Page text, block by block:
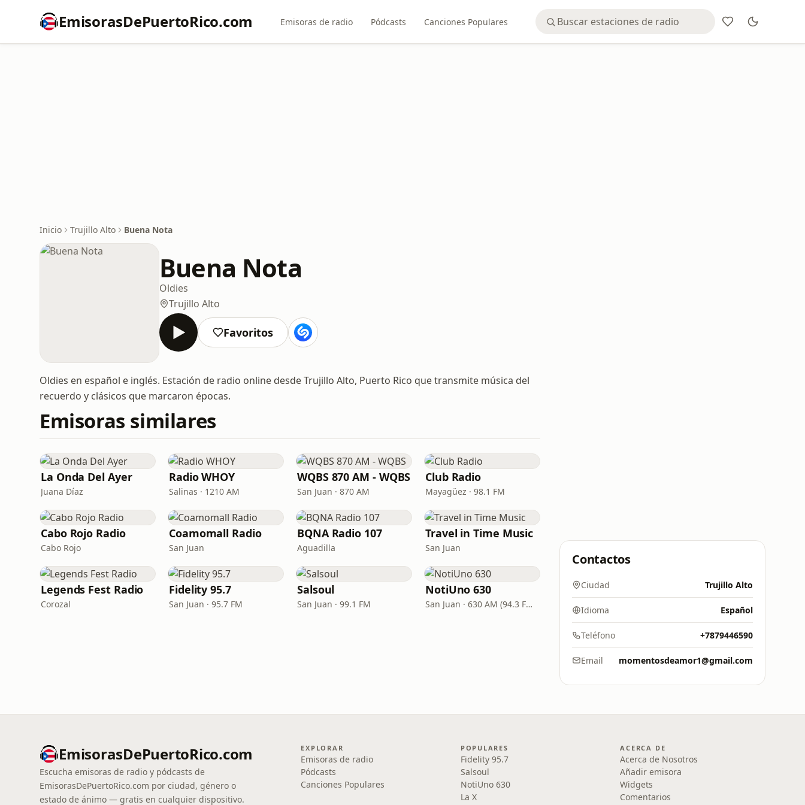
EmisorasDePuertoRico.com Emisoras de radio Pódcasts Canciones Populares
Inicio Trujillo Alto Buena Nota
Buena Nota
Oldies
Trujillo Alto
Favoritos
Oldies en español e inglés. Estación de radio online desde Trujillo Alto, Puerto Rico que transmite música del
recuerdo y clásicos que marcaron épocas.
Emisoras similares
La Onda Del Ayer
Juana Díaz
Radio WHOY
Salinas · 1210 AM
WQBS 870 AM - WQBS
San Juan · 870 AM
Club Radio
Mayagüez · 98.1 FM
Cabo Rojo Radio
Cabo Rojo
Coamomall Radio
San Juan
BQNA Radio 107
Aguadilla
Travel in Time Music
San Juan
Legends Fest Radio
Corozal
Fidelity 95.7
San Juan · 95.7 FM
Salsoul
San Juan · 99.1 FM
NotiUno 630
San Juan · 630 AM (94.3 FM translator W232DH)
Contactos
Ciudad Trujillo Alto
Idioma Español
Teléfono +7879446590
Email momentosdeamor1@gmail.com
EmisorasDePuertoRico.com
Escucha emisoras de radio y pódcasts de
EmisorasDePuertoRico.com por ciudad, género o
estado de ánimo — gratis en cualquier dispositivo.
EXPLORAR
Emisoras de radio
Pódcasts
Canciones Populares
POPULARES
Fidelity 95.7
Salsoul
NotiUno 630
La X
ACERCA DE
Acerca de Nosotros
Añadir emisora
Widgets
Comentarios